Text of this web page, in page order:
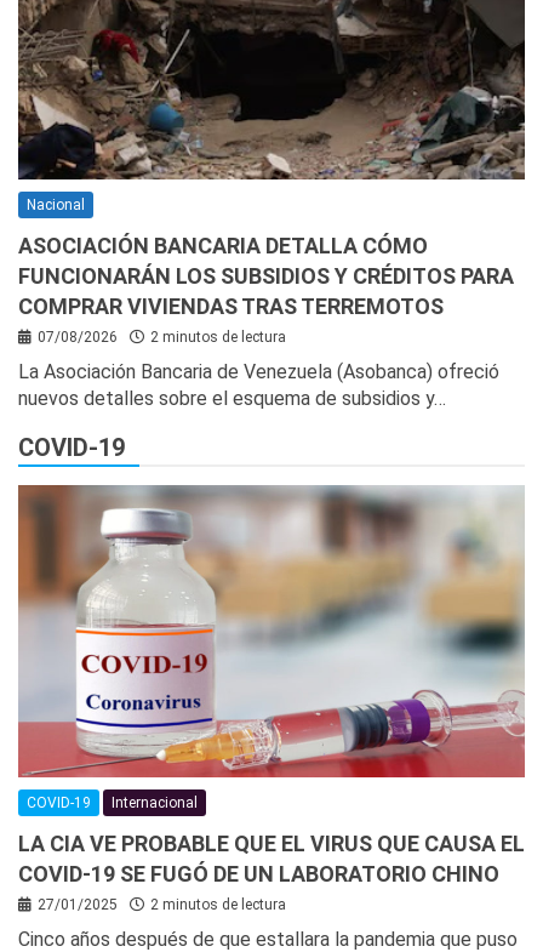
Nacional
ASOCIACIÓN BANCARIA DETALLA CÓMO
FUNCIONARÁN LOS SUBSIDIOS Y CRÉDITOS PARA
COMPRAR VIVIENDAS TRAS TERREMOTOS
07/08/2026 2 minutos de lectura
La Asociación Bancaria de Venezuela (Asobanca) ofreció
nuevos detalles sobre el esquema de subsidios y…
COVID-19
COVID-19 Internacional
LA CIA VE PROBABLE QUE EL VIRUS QUE CAUSA EL
COVID-19 SE FUGÓ DE UN LABORATORIO CHINO
27/01/2025 2 minutos de lectura
Cinco años después de que estallara la pandemia que puso